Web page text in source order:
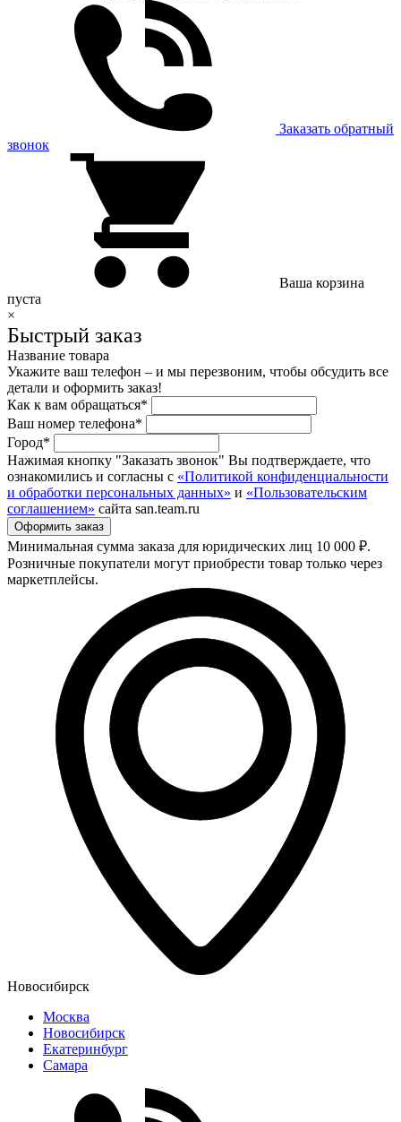
Заказать обратный
звонок
Ваша корзина
пуста
×
Быстрый заказ
Название товара
Укажите ваш телефон – и мы перезвоним, чтобы обсудить все
детали и оформить заказ!
Как к вам обращаться*
Ваш номер телефона*
Город*
Нажимая кнопку "Заказать звонок" Вы подтверждаете, что
ознакомились и согласны с «Политикой конфиденциальности
и обработки персональных данных» и «Пользовательским
соглашением» сайта san.team.ru
Минимальная сумма заказа для юридических лиц 10 000 ₽.
Розничные покупатели могут приобрести товар только через
маркетплейсы.
Новосибирск
Москва
Новосибирск
Екатеринбург
Самара